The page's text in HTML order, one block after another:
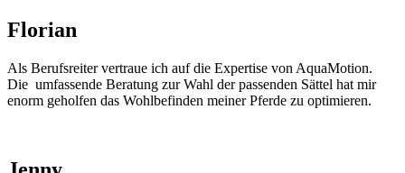
Florian
Als Berufsreiter vertraue ich auf die Expertise von AquaMotion.
Die umfassende Beratung zur Wahl der passenden Sättel hat mir
enorm geholfen das Wohlbefinden meiner Pferde zu optimieren.